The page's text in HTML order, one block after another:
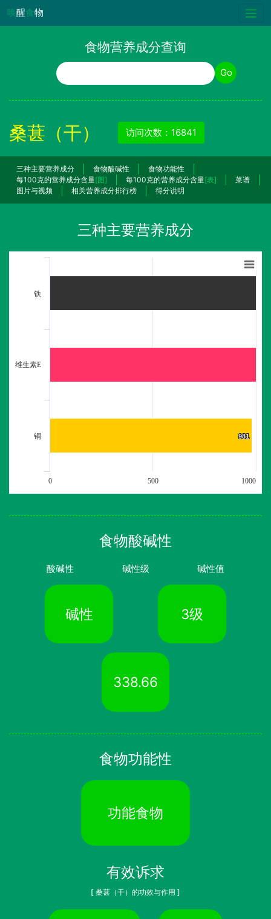
唤醒食物
食物营养成分查询
食物名称 Go
桑葚（干） 访问次数：16841
三种主要营养成分 食物酸碱性
食物功能性
每100克的营养成分含量[图] 每100克的营养成分含量[表]
菜谱
图片与视频
相关营养成分排行榜 得分说明
三种主要营养成分
981
981
铁
维生素E
铜
0 500 1000
食物酸碱性
酸碱性 碱性级 碱性值
碱性 3级
338.66
食物功能性
功能食物
有效诉求
[ 桑葚（干）的功效与作用 ]